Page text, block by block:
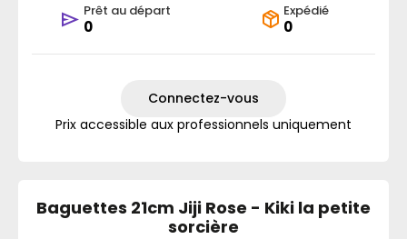
Prêt au départ
0
Expédié
0
Connectez-vous
Prix accessible aux professionnels uniquement
Baguettes 21cm Jiji Rose - Kiki la petite
sorcière